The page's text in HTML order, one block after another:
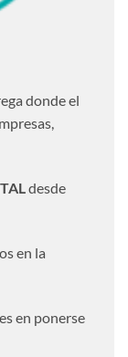
donde el
desde
en la
en ponerse